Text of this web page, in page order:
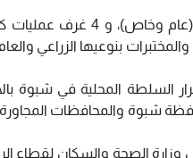
وتتكون المستشفى من أربعة طوابق، تضم 202 سرير موزعة على 75
بنوعيها الزراعي
السلطة المحلية في شبوة
شبوة والمحافظات المجاورة
الصحة والسكان لقطاع